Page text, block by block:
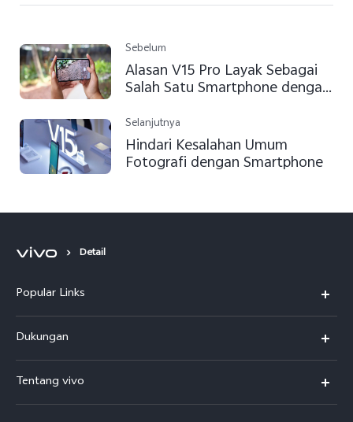
Sebelum
Alasan V15 Pro Layak Sebagai
Salah Satu Smartphone dengan
Selanjutnya
Hindari Kesalahan Umum
Fotografi dengan Smartphone
Detail
Popular Links
T5
T5 Pro
Dukungan
Service Center
Tentang vivo